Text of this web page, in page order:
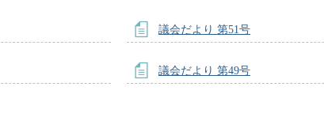
議会だより 第51号
議会だより 第49号